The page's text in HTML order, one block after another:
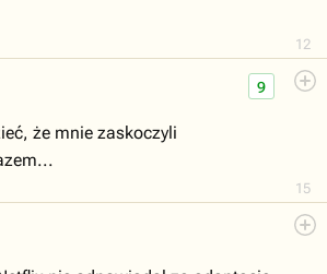
12
15
9
że mnie zaskoczyli